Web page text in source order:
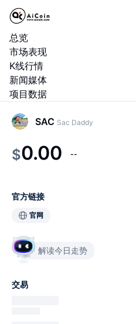
总览
市场表现
K线行情
新闻媒体
项目数据
SAC Sac Daddy
$0.00 --
官方链接
官网
解读今日走势
交易